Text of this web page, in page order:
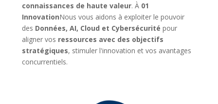
connaissances de haute valeur. À 01
InnovationNous vous aidons à exploiter le pouvoir
des Données, AI, Cloud et Cybersécurité pour
aligner vos ressources avec des objectifs
stratégiques, stimuler l'innovation et vos avantages
concurrentiels.